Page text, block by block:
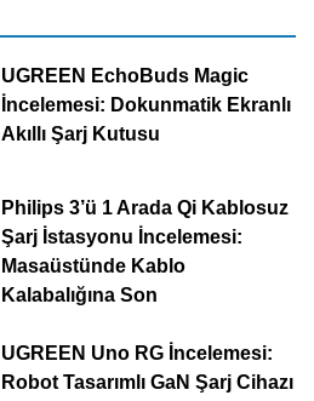
UGREEN EchoBuds Magic
İncelemesi: Dokunmatik Ekranlı
Akıllı Şarj Kutusu
Philips 3’ü 1 Arada Qi Kablosuz
Şarj İstasyonu İncelemesi:
Masaüstünde Kablo
Kalabalığına Son
UGREEN Uno RG İncelemesi:
Robot Tasarımlı GaN Şarj Cihazı